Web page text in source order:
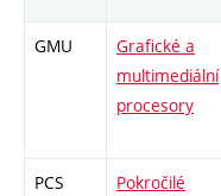
GMU
Grafické a
multimediální
procesory
PCS
Pokročilé